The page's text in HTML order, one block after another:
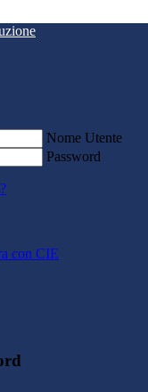
Nome Utente
Password
con CIE